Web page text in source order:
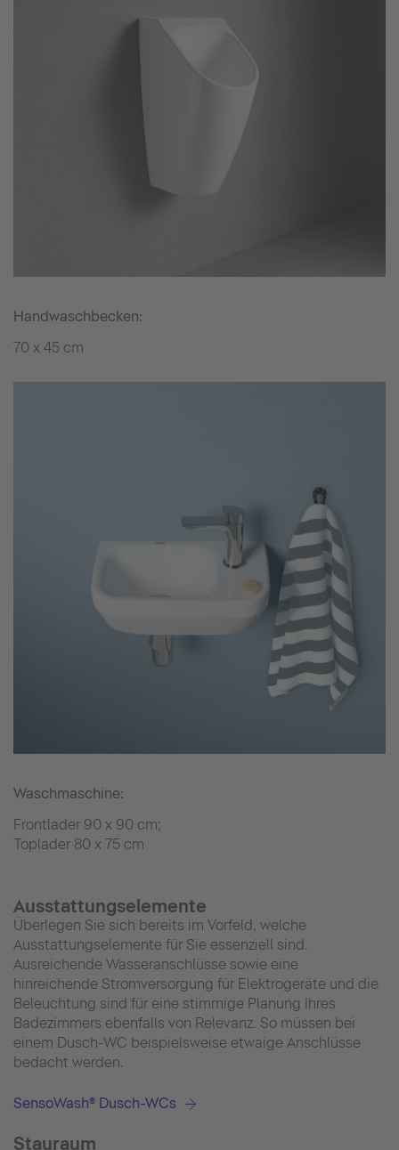
Handwaschbecken:
70 x 45 cm
Waschmaschine:
Frontlader 90 x 90 cm;
Toplader 80 x 75 cm
Ausstattungselemente
Überlegen Sie sich bereits im Vorfeld, welche
Ausstattungselemente für Sie essenziell sind.
Ausreichende Wasseranschlüsse sowie eine
hinreichende Stromversorgung für Elektrogeräte und die
Beleuchtung sind für eine stimmige Planung Ihres
Badezimmers ebenfalls von Relevanz. So müssen bei
einem Dusch-WC beispielsweise etwaige Anschlüsse
bedacht werden.
SensoWash® Dusch-WCs
Stauraum